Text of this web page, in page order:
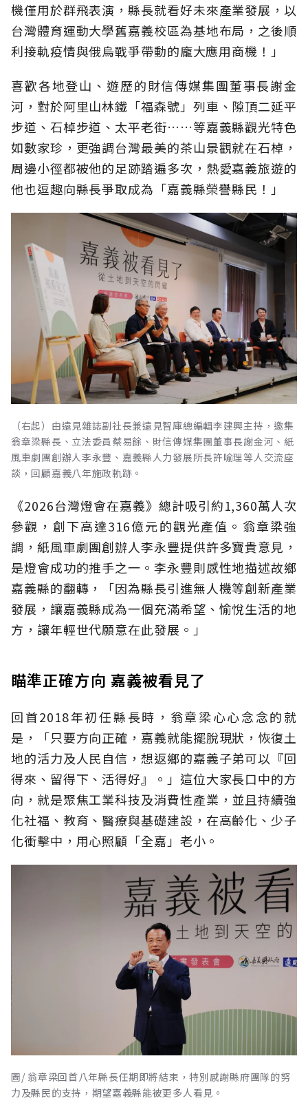
機僅用於群飛表演，縣長就看好未來產業發展，以
台灣體育運動大學舊嘉義校區為基地布局，之後順
利接軌疫情與俄烏戰爭帶動的龐大應用商機！」
喜歡各地登山、遊歷的財信傳媒集團董事長謝金
河，對於阿里山林鐵「福森號」列車、隙頂二延平
步道、石棹步道、太平老街……等嘉義縣觀光特色
如數家珍，更強調台灣最美的茶山景觀就在石棹，
周邊小徑都被他的足跡踏遍多次，熱愛嘉義旅遊的
他也逗趣向縣長爭取成為「嘉義縣榮譽縣民！」
（右起）由遠見雜誌副社長兼遠見智庫總編輯李建興主持，邀集
翁章梁縣長、立法委員蔡易餘、財信傳媒集團董事長謝金河、紙
風車劇團創辦人李永豐、嘉義縣人力發展所長許喻理等人交流座
談，回顧嘉義八年施政軌跡。
《2026台灣燈會在嘉義》總計吸引約1,360萬人次
參觀，創下高達316億元的觀光產值。翁章梁強
調，紙風車劇團創辦人李永豐提供許多寶貴意見，
是燈會成功的推手之一。李永豐則感性地描述故鄉
嘉義縣的翻轉，「因為縣長引進無人機等創新產業
發展，讓嘉義縣成為一個充滿希望、愉悅生活的地
方，讓年輕世代願意在此發展。」
瞄準正確方向 嘉義被看見了
回首2018年初任縣長時，翁章梁心心念念的就
是，「只要方向正確，嘉義就能擺脫現狀，恢復土
地的活力及人民自信，想返鄉的嘉義子弟可以『回
得來、留得下、活得好』。」這位大家長口中的方
向，就是聚焦工業科技及消費性產業，並且持續強
化社福、教育、醫療與基礎建設，在高齡化、少子
化衝擊中，用心照顧「全嘉」老小。
圖/ 翁章梁回首八年縣長任期即將結束，特別感謝縣府團隊的努
力及縣民的支持，期望嘉義縣能被更多人看見。